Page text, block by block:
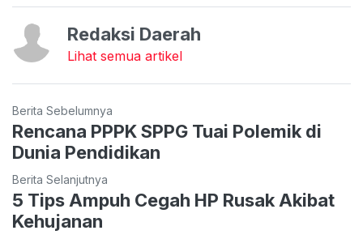
Redaksi Daerah
Lihat semua artikel
Berita Sebelumnya
Rencana PPPK SPPG Tuai Polemik di
Dunia Pendidikan
Berita Selanjutnya
5 Tips Ampuh Cegah HP Rusak Akibat
Kehujanan